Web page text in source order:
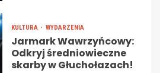
KULTURA WYDARZENIA
Jarmark Wawrzyńcowy:
Odkryj średniowieczne
skarby w Głuchołazach!